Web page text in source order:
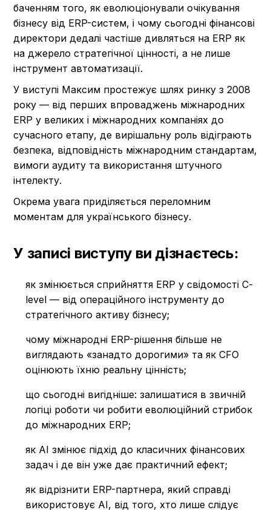
баченням того, як еволюціонували очікування
бізнесу від ERP-систем, і чому сьогодні фінансові
директори дедалі частіше дивляться на ERP як
на джерело стратегічної цінності, а не лише
інструмент автоматизації.
У виступі Максим простежує шлях ринку з 2008
року — від перших впроваджень міжнародних
ERP у великих і міжнародних компаніях до
сучасного етапу, де вирішальну роль відіграють
безпека, відповідність міжнародним стандартам,
вимоги аудиту та використання штучного
інтелекту.
Окрема увага приділяється переломним
моментам для українського бізнесу.
У записі виступу ви дізнаєтесь:
як змінюється сприйняття ERP у свідомості С-
level — від операційного інструменту до
стратегічного активу бізнесу;
чому міжнародні ERP-рішення більше не
виглядають «занадто дорогими» та як CFO
оцінюють їхню реальну цінність;
що сьогодні вигідніше: залишатися в звичній
логіці роботи чи робити еволюційний стрибок
до міжнародних ERP;
як AI змінює підхід до класичних фінансових
задач і де він уже дає практичний ефект;
як відрізнити ERP-партнера, який справді
використовує AI, від того, хто лише слідує